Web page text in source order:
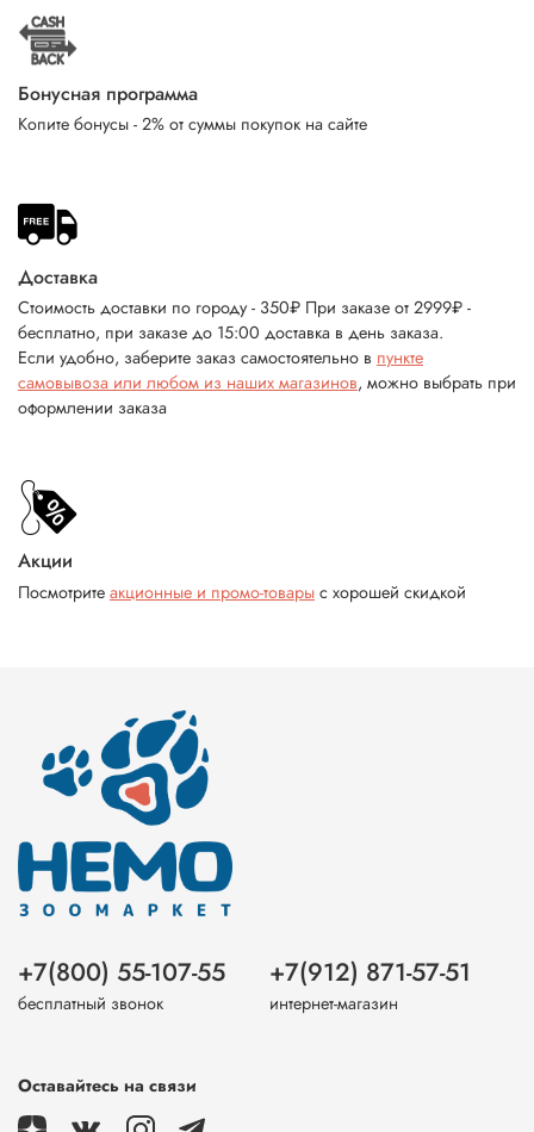
Бонусная программа
Копите бонусы - 2% от суммы покупок на сайте
Доставка
Стоимость доставки по городу - 350₽ При заказе от 2999₽ -
бесплатно, при заказе до 15:00 доставка в день заказа.
Если удобно, заберите заказ самостоятельно в пункте
самовывоза или любом из наших магазинов, можно выбрать при
оформлении заказа
Акции
Посмотрите акционные и промо-товары с хорошей скидкой
+7(800) 55-107-55
бесплатный звонок
+7(912) 871-57-51
интернет-магазин
Оставайтесь на связи